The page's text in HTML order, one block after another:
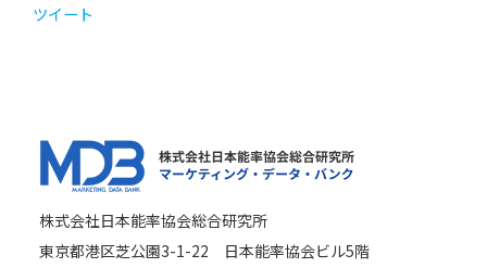
ツイート
株式会社日本能率協会総合研究所
東京都港区芝公園3-1-22 日本能率協会ビル5階